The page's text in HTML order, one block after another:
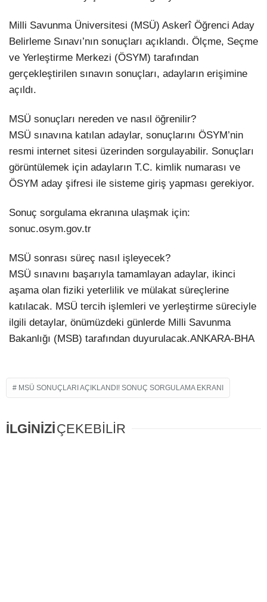
Instagram
Milli Savunma Üniversitesi (MSÜ) Askerî Öğrenci Aday
Belirleme Sınavı’nın sonuçları açıklandı. Ölçme, Seçme
ve Yerleştirme Merkezi (ÖSYM) tarafından
gerçekleştirilen sınavın sonuçları, adayların erişimine
açıldı.
MSÜ sonuçları nereden ve nasıl öğrenilir?
MSÜ sınavına katılan adaylar, sonuçlarını ÖSYM’nin
resmi internet sitesi üzerinden sorgulayabilir. Sonuçları
görüntülemek için adayların T.C. kimlik numarası ve
ÖSYM aday şifresi ile sisteme giriş yapması gerekiyor.
Sonuç sorgulama ekranına ulaşmak için:
sonuc.osym.gov.tr
MSÜ sonrası süreç nasıl işleyecek?
MSÜ sınavını başarıyla tamamlayan adaylar, ikinci
aşama olan fiziki yeterlilik ve mülakat süreçlerine
katılacak. MSÜ tercih işlemleri ve yerleştirme süreciyle
ilgili detaylar, önümüzdeki günlerde Milli Savunma
Bakanlığı (MSB) tarafından duyurulacak.ANKARA-BHA
MSÜ SONUÇLARI AÇIKLANDI! SONUÇ SORGULAMA EKRANI
İLGİNİZİÇEKEBİLİR